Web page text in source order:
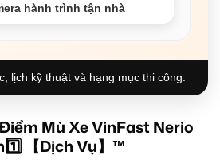
hành trình tận nhà
lịch kỹ thuật và hạng mục thi công.
Mù Xe VinFast Nerio
【Dịch Vụ】™